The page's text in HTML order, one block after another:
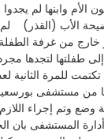
الأم وابنها لم
الأب (القذر)
خارج من غرفة
طفلتها لتجدها
تكتمت للمرة الثانية
من مستشفى
وضع وتم إجراء
المستشفى بان